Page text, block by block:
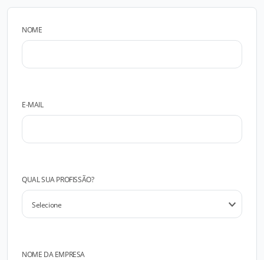
NOME
E-MAIL
QUAL SUA PROFISSÃO?
NOME DA EMPRESA